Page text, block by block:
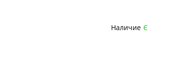
Наличие Є